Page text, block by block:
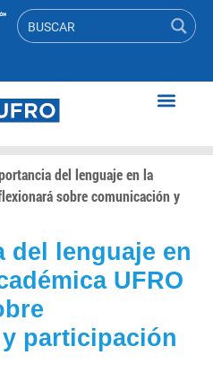
del lenguaje en la
sobre comunicación y
del lenguaje en
UFRO
participación